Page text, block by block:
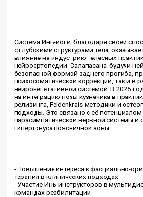
Система Инь-йоги, благодаря своей
с глубокими структурами тела,
влияние на индустрию телесных
нейроортопедии. Салапасана, будучи
безопасной формой заднего прогиба,
психосоматической коррекции, так и в
нейровегетативной системой. В 2025
на интеграцию позы кузнечика в
релизинга, Feldenkrais-методики и
подходы. Это связано с её потенциалом
парасимпатической нервной системы и
гипертонуса поясничной зоны.
- Повышение интереса к фасциально-
терапии в клинических подходах
- Участие Инь-инструкторов в
командах реабилитации